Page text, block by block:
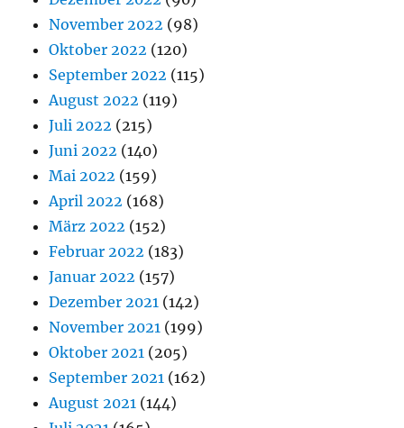
November 2022 (98)
Oktober 2022 (120)
September 2022 (115)
August 2022 (119)
Juli 2022 (215)
Juni 2022 (140)
Mai 2022 (159)
April 2022 (168)
März 2022 (152)
Februar 2022 (183)
Januar 2022 (157)
Dezember 2021 (142)
November 2021 (199)
Oktober 2021 (205)
September 2021 (162)
August 2021 (144)